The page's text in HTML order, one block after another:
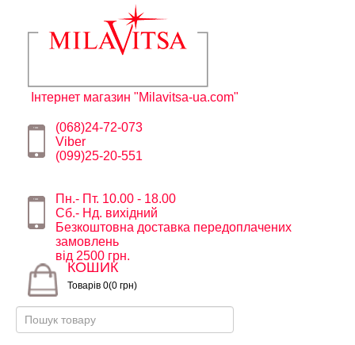
Інтернет магазин "Milavitsa-ua.com"
(068)24-72-073
Viber
(099)25-20-551
Пн.- Пт. 10.00 - 18.00
Сб.- Нд. вихідний
Безкоштовна доставка передоплачених
замовлень
від 2500 грн.
КОШИК
Товарів 0(0 грн)